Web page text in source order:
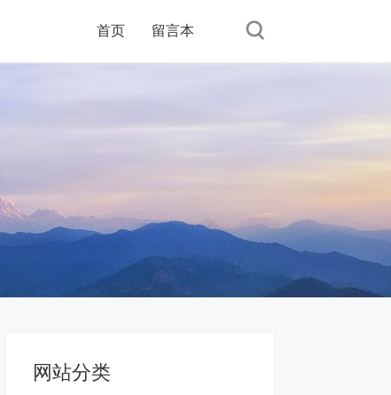
首页 留言本
网站分类